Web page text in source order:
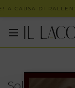
A CAUSA DI